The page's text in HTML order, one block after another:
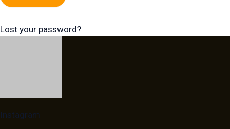
Lost your password?
Instagram